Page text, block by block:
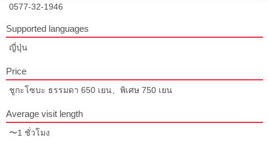
0577-32-1946
Supported languages
ญี่ปุ่น
Price
ชูกะโซบะ ธรรมดา 650 เยน、พิเศษ 750 เยน
Average visit length
〜1 ชั่วโมง